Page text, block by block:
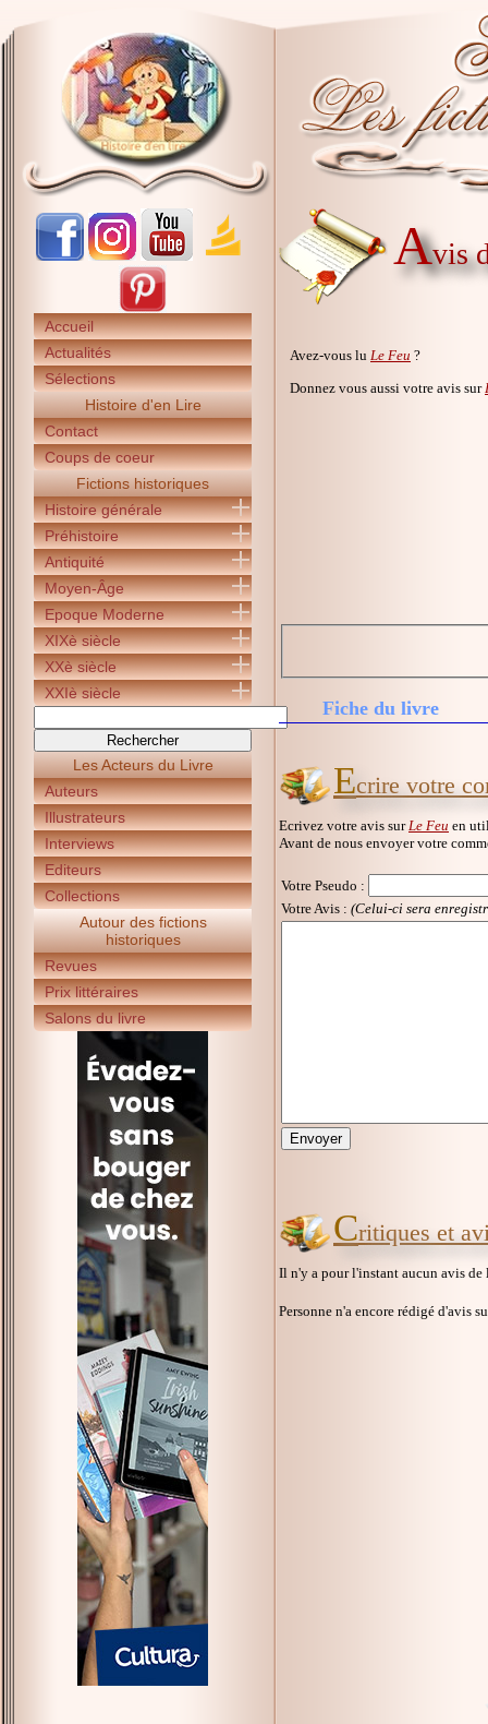
Accueil
Actualités
Sélections
Histoire d'en Lire
Contact
Coups de coeur
Fictions historiques
Histoire générale
Préhistoire
Antiquité
Moyen-Âge
Epoque Moderne
XIXè siècle
XXè siècle
XXIè siècle
Les Acteurs du Livre
Auteurs
Illustrateurs
Interviews
Editeurs
Collections
Autour des fictions
historiques
Revues
Prix littéraires
Salons du livre
Avis
Avez-vous lu Le Feu ?
Donnez vous aussi votre avis sur
Fiche du livre
Ecrire votre
Ecrivez votre avis sur Le Feu en
Avant de nous envoyer votre
Votre Pseudo :
Votre Avis : (Celui-ci sera
Critiques et
Il n'y a pour l'instant aucun avis
Personne n'a encore rédigé d'avis